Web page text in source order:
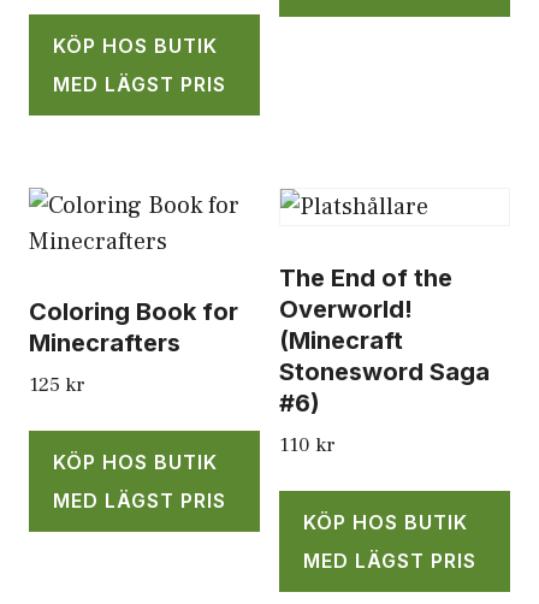
KÖP HOS BUTIK
MED LÄGST PRIS
Coloring Book for
Minecrafters
125 kr
KÖP HOS BUTIK
MED LÄGST PRIS
The End of the
Overworld!
(Minecraft
Stonesword Saga
#6)
110 kr
KÖP HOS BUTIK
MED LÄGST PRIS